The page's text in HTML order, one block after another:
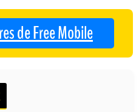
de Free Mobile